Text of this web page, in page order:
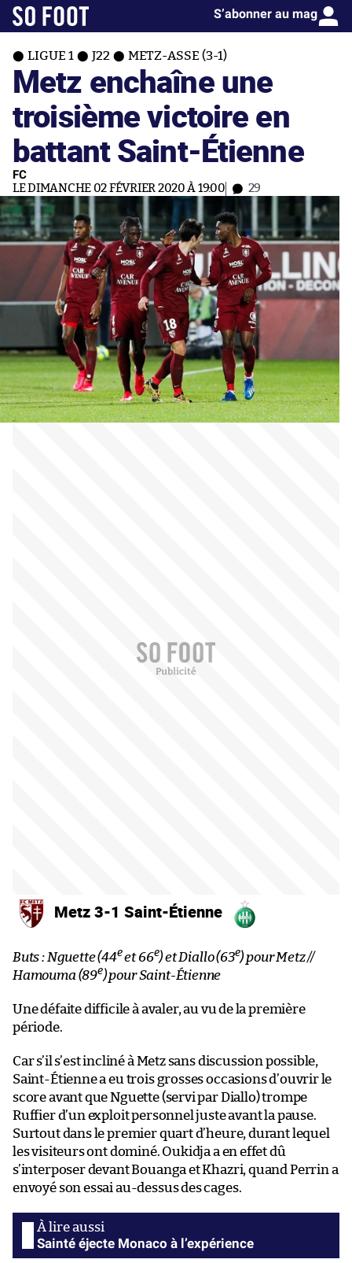
S’abonner au mag
LIGUE 1 J22 METZ-ASSE (3-1)
Metz enchaîne une
troisième victoire en
battant Saint-Étienne
FC
LE DIMANCHE 02 FÉVRIER 2020 À 19:00 29
Metz 3-1 Saint-Étienne
Buts : Nguette (44eet 66e) et Diallo (63e) pour Metz //
Hamouma (89e) pour Saint-Étienne
Une défaite difficile à avaler, au vu de la première
période.
Car s’il s’est incliné à Metz sans discussion possible,
Saint-Étienne a eu trois grosses occasions d’ouvrir le
score avant que Nguette (servi par Diallo) trompe
Ruffier d’un exploit personnel juste avant la pause.
Surtout dans le premier quart d’heure, durant lequel
les visiteurs ont dominé. Oukidja a en effet dû
s’interposer devant Bouanga et Khazri, quand Perrin a
envoyé son essai au-dessus des cages.
Sainté éjecte Monaco à l’expérience